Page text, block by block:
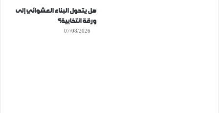
هل يتحول البناء العشوائي إلى
ورقة انتخابية؟
07/08/2026